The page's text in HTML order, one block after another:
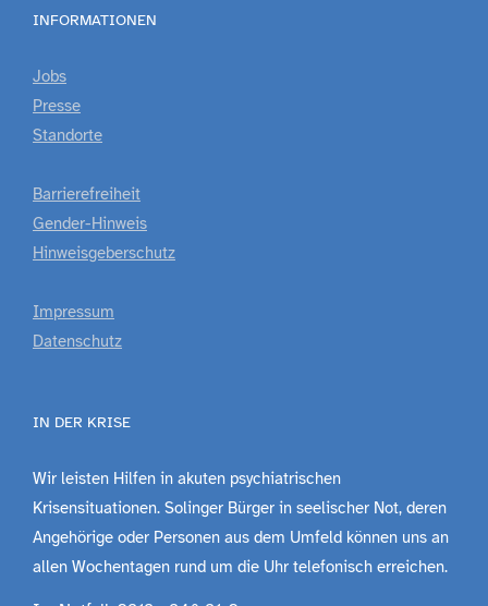
INFORMATIONEN
Jobs
Presse
Standorte
Barrierefreiheit
Gender-Hinweis
Hinweisgeberschutz
Impressum
Datenschutz
IN DER KRISE
Wir leisten Hilfen in akuten psychiatrischen
Krisensituationen. Solinger Bürger in seelischer Not, deren
Angehörige oder Personen aus dem Umfeld können uns an
allen Wochentagen rund um die Uhr telefonisch erreichen.